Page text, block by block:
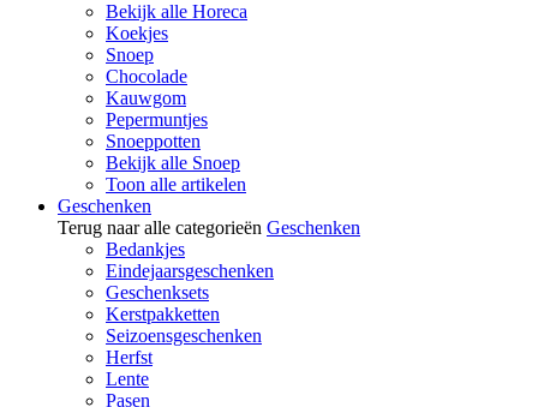
Bekijk alle Horeca
Koekjes
Snoep
Chocolade
Kauwgom
Pepermuntjes
Snoeppotten
Bekijk alle Snoep
Toon alle artikelen
Geschenken
Terug naar alle categorieën Geschenken
Bedankjes
Eindejaarsgeschenken
Geschenksets
Kerstpakketten
Seizoensgeschenken
Herfst
Lente
Pasen